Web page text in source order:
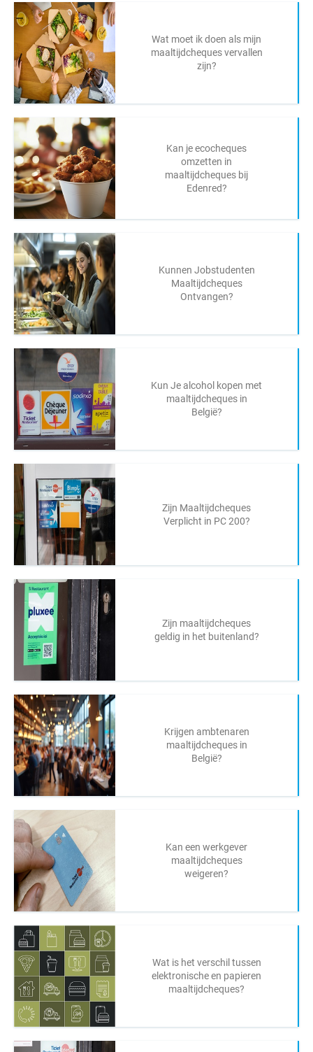
Wat moet ik doen als mijn
maaltijdcheques vervallen
zijn?
Kan je ecocheques
omzetten in
maaltijdcheques bij
Edenred?
Kunnen Jobstudenten
Maaltijdcheques
Ontvangen?
Kun Je alcohol kopen met
maaltijdcheques in
België?
Zijn Maaltijdcheques
Verplicht in PC 200?
Zijn maaltijdcheques
geldig in het buitenland?
Krijgen ambtenaren
maaltijdcheques in
België?
Kan een werkgever
maaltijdcheques
weigeren?
Wat is het verschil tussen
elektronische en papieren
maaltijdcheques?